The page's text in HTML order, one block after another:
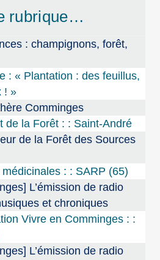
rubrique…
: champignons, forêt,
: « Plantation : des feuillus,
! »
Comminges
de la Forêt : : Saint-André
de la Forêt des Sources
: : SARP (65)
L’émission de radio
et chroniques
Vivre en Comminges : :
L’émission de radio